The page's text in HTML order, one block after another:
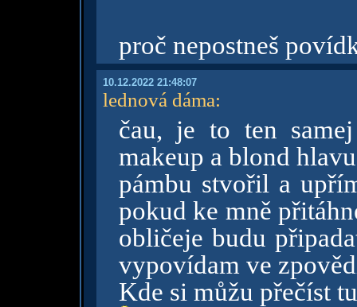
proč nepostneš
10.12.2022 21:48:07
lednová dáma:
čau, je to ten
makeup a blond
pámbu stvořil a
pokud ke mně
obličeje budu
vypovídam ve
Kde si můžu přečíst